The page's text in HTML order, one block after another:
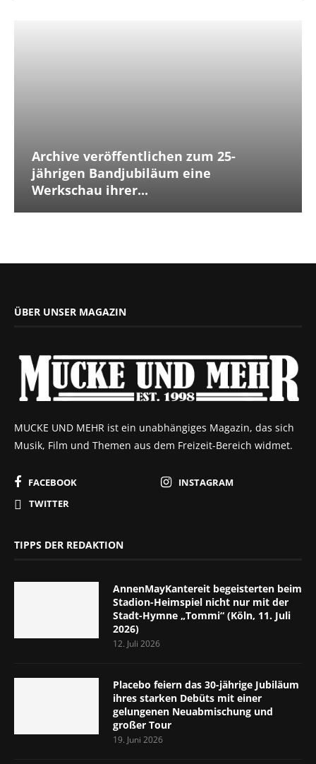
Archive veröffentlichen zum 25-
jährigen Bandjubiläum eine
Werkschau ihrer...
ÜBER UNSER MAGAZIN
MUCKE UND MEHR ist ein unabhängiges Magazin, das sich
Musik, Film und Themen aus dem Freizeit-Bereich widmet.
FACEBOOK
INSTAGRAM
TWITTER
TIPPS DER REDAKTION
AnnenMayKantereit begeisterten beim
Stadion-Heimspiel nicht nur mit der
Stadt-Hymne „Tommi“ (Köln, 11. Juli
2026)
12. Juli 2026
Placebo feiern das 30-jährige Jubiläum
ihres starken Debüts mit einer
gelungenen Neuabmischung und
großer Tour
19. Juni 2026